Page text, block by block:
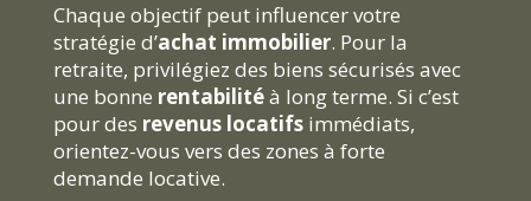
Chaque objectif peut influencer votre
stratégie d’achat immobilier. Pour la
retraite, privilégiez des biens sécurisés avec
une bonne rentabilitéà long terme. Si c’est
pour des revenus locatifsimmédiats,
orientez-vous vers des zones à forte
demande locative.